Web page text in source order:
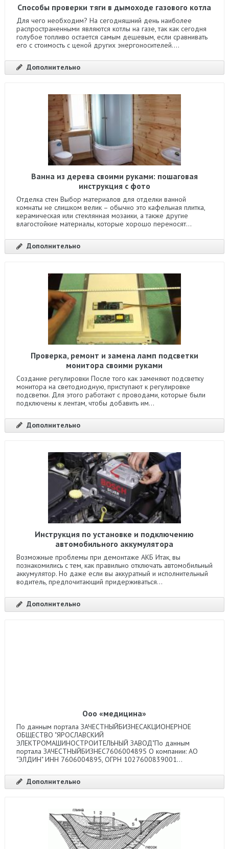
Способы проверки тяги в дымоходе газового котла
Для чего необходим? На сегодняшний день наиболее
распространенными являются котлы на газе, так как сегодня
голубое топливо остается самым дешевым, если сравнивать
его с стоимость с ценой других энергоносителей....
Дополнительно
Ванна из дерева своими руками: пошаговая
инструкция с фото
Отделка стен Выбор материалов для отделки ванной
комнаты не слишком велик – обычно это кафельная плитка,
керамическая или стеклянная мозаики, а также другие
влагостойкие материалы, которые хорошо переносят...
Дополнительно
Проверка, ремонт и замена ламп подсветки
монитора своими руками
Создание регулировки После того как заменяют подсветку
монитора на светодиодную, приступают к регулировке
подсветки. Для этого работают с проводами, которые были
подключены к лентам, чтобы добавить им...
Дополнительно
Инструкция по установке и подключению
автомобильного аккумулятора
Возможные проблемы при демонтаже АКБ Итак, вы
познакомились с тем, как правильно отключать автомобильный
аккумулятор. Но даже если вы аккуратный и исполнительный
водитель, предпочитающий придерживаться...
Дополнительно
Ооо «медицина»
По данным портала ЗАЧЕСТНЫЙБИЗНЕСАКЦИОНЕРНОЕ
ОБЩЕСТВО "ЯРОСЛАВСКИЙ
ЭЛЕКТРОМАШИНОСТРОИТЕЛЬНЫЙ ЗАВОД"По данным
портала ЗАЧЕСТНЫЙБИЗНЕС7606004895 О компании: АО
"ЭЛДИН" ИНН 7606004895, ОГРН 1027600839001...
Дополнительно